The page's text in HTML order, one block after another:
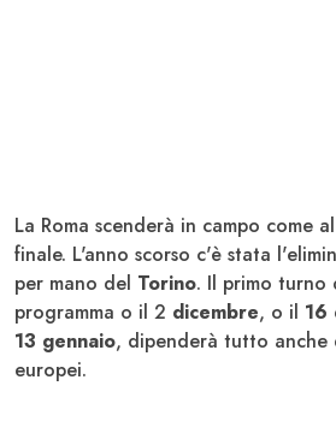
La Roma scenderà in campo come
finale. L'anno scorso c'è stata
per mano del Torino. Il primo turno
programma o il 2 dicembre, o il 16
13 gennaio, dipenderà tutto anche
europei.